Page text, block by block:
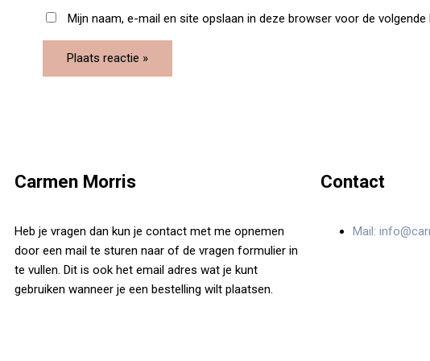
Mijn naam, e-mail en site opslaan in deze browser voor de
Carmen Morris
Heb je vragen dan kun je contact met me opnemen
door een mail te sturen naar of de vragen formulier in
te vullen. Dit is ook het email adres wat je kunt
gebruiken wanneer je een bestelling wilt plaatsen.
Contact
Mail: